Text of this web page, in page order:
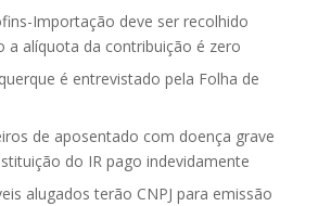
Importação deve ser recolhido
a alíquota da contribuição é zero
é entrevistado pela Folha de
de aposentado com doença grave
do IR pago indevidamente
alugados terão CNPJ para emissão